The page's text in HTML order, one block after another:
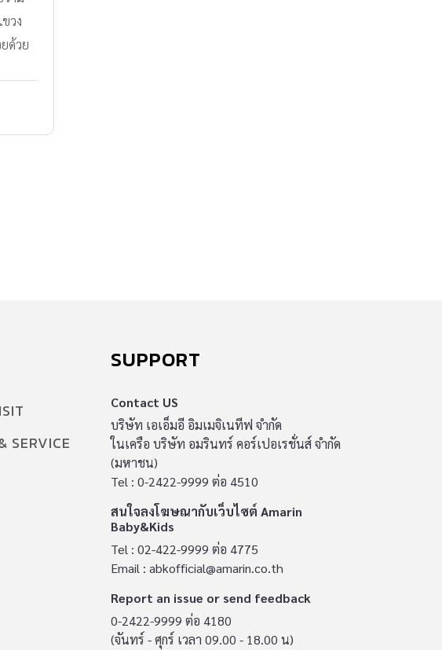
วง
ด้วย
งต้น
รือโร
นม
จึงได้
ทุก
าย
ต่ำ
ตว์
SERVICE
SUPPORT
Contact US
บริษัท เอเอ็มอี อิมเมจิเนทีฟ จำกัด
ในเครือ บริษัท อมรินทร์ คอร์เปอเรชั่นส์ จำกัด
(มหาชน)
Tel : 0-2422-9999 ต่อ 4510
สนใจลงโฆษณากับเว็บไซต์ Amarin
Baby&Kids
Tel : 02-422-9999 ต่อ 4775
Email : abkofficial@amarin.co.th
Report an issue or send feedback
0-2422-9999 ต่อ 4180
(จันทร์ - ศุกร์ เวลา 09.00 - 18.00 น)